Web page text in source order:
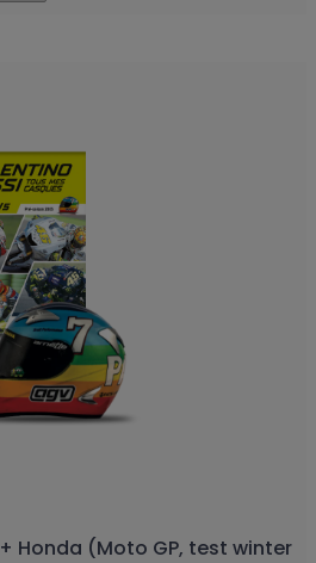
Honda (Moto GP, test winter